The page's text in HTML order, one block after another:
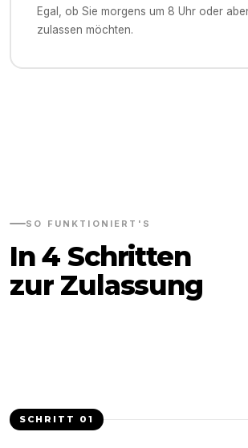
Egal, ob Sie morgens um 8 Uhr oder
zulassen möchten.
SO FUNKTIONIERT'S
In 4 Schritten
zur Zulassung
SCHRITT 01